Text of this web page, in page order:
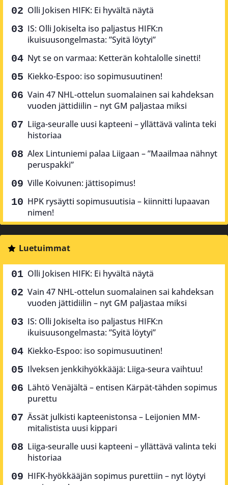
Olli Jokisen HIFK: Ei hyvältä näytä
IS: Olli Jokiselta iso paljastus HIFK:n
ikuisuusongelmasta: ”Syitä löytyi”
Nyt se on varmaa: Ketterän kohtalolle sinetti!
Kiekko-Espoo: iso sopimusuutinen!
Vain 47 NHL-ottelun suomalainen sai kahdeksan
vuoden jättidiilin – nyt GM paljastaa miksi
Liiga-seuralle uusi kapteeni – yllättävä valinta teki
historiaa
Alex Lintuniemi palaa Liigaan – ”Maailmaa nähnyt
peruspakki”
Ville Koivunen: jättisopimus!
HPK rysäytti sopimusuutisia – kiinnitti lupaavan
nimen!
Luetuimmat
Olli Jokisen HIFK: Ei hyvältä näytä
Vain 47 NHL-ottelun suomalainen sai kahdeksan
vuoden jättidiilin – nyt GM paljastaa miksi
IS: Olli Jokiselta iso paljastus HIFK:n
ikuisuusongelmasta: ”Syitä löytyi”
Kiekko-Espoo: iso sopimusuutinen!
Ilveksen jenkkihyökkääjä: Liiga-seura vaihtuu!
Lähtö Venäjältä – entisen Kärpät-tähden sopimus
purettu
Ässät julkisti kapteenistonsa – Leijonien MM-
mitalistista uusi kippari
Liiga-seuralle uusi kapteeni – yllättävä valinta teki
historiaa
HIFK-hyökkääjän sopimus purettiin – nyt löytyi